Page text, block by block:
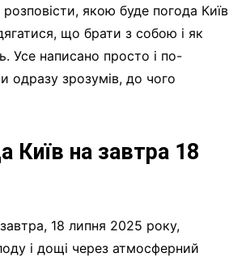
якою буде погода Київ
що брати з собою і як
Усе написано просто і по-
одразу зрозумів, до чого
Київ на завтра 18
18 липня 2025 року,
і дощі через атмосферний